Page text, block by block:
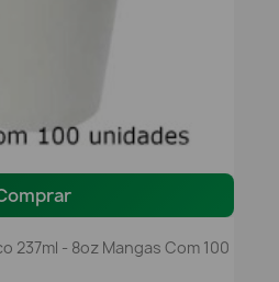
237ml - 8oz Mangas Com 100